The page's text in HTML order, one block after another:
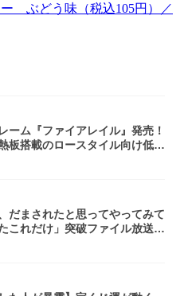
ぶどう味（税込105円）／
ーム『ファイアレイル』発売！
板搭載のロースタイル向け低型
だまされたと思ってやってみて
たこれだけ」突破ファイル放送で